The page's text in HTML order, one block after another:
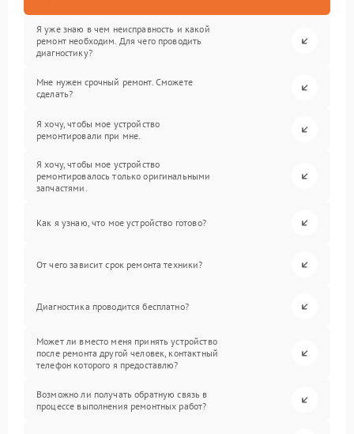
Я уже знаю в чем неисправность и какой
ремонт необходим. Для чего проводить
диагностику?
Мне нужен срочный ремонт. Сможете
сделать?
Я хочу, чтобы мое устройство
ремонтировали при мне.
Я хочу, чтобы мое устройство
ремонтировалось только оригинальными
запчастями.
Как я узнаю, что мое устройство готово?
От чего зависит срок ремонта техники?
Диагностика проводится бесплатно?
Может ли вместо меня принять устройство
после ремонта другой человек, контактный
телефон которого я предоставлю?
Возможно ли получать обратную связь в
процессе выполнения ремонтных работ?